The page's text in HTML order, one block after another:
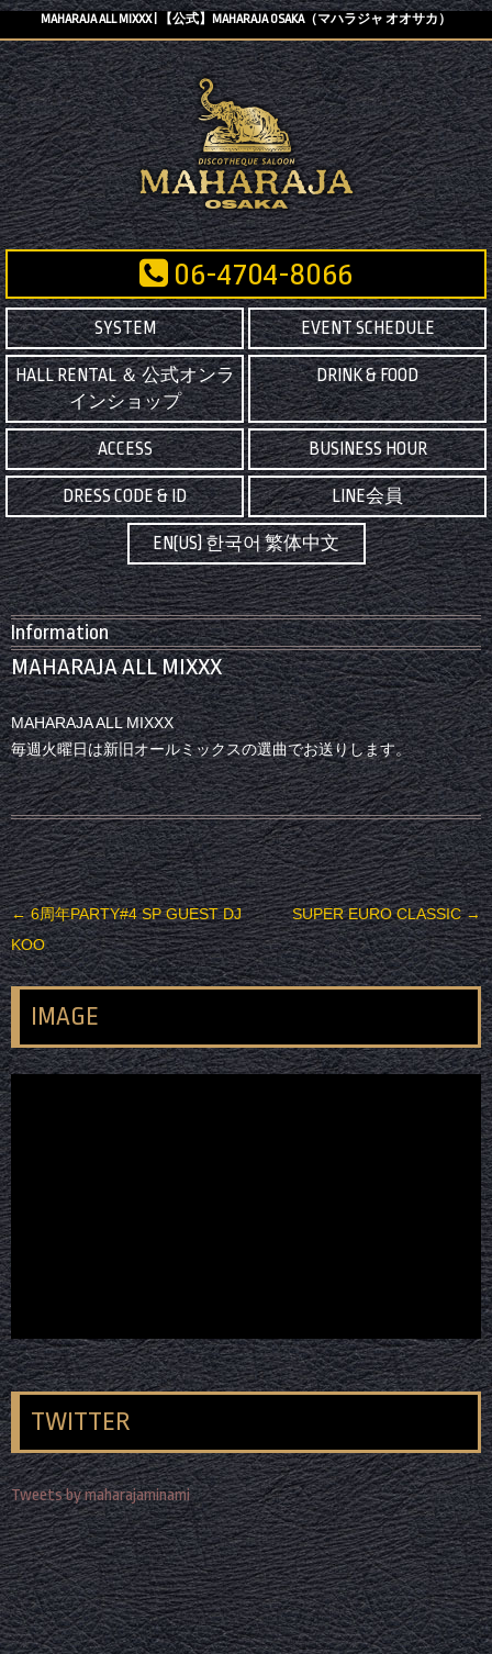
MAHARAJA ALL MIXXX | 【公式】MAHARAJA OSAKA（マハラジャ オオサカ）
06-4704-8066
SYSTEM EVENT SCHEDULE
HALL RENTAL ＆ 公式オンラ
インショップ
DRINK & FOOD
ACCESS BUSINESS HOUR
DRESS CODE & ID LINE会員
EN(US) 한국어 繁体中文
Information
MAHARAJA ALL MIXXX
MAHARAJA ALL MIXXX
毎週火曜日は新旧オールミックスの選曲でお送りします。
投稿ナビゲーション
←6周年PARTY#4 SP GUEST DJ
KOO
SUPER EURO CLASSIC→
IMAGE
TWITTER
Tweets by maharajaminami